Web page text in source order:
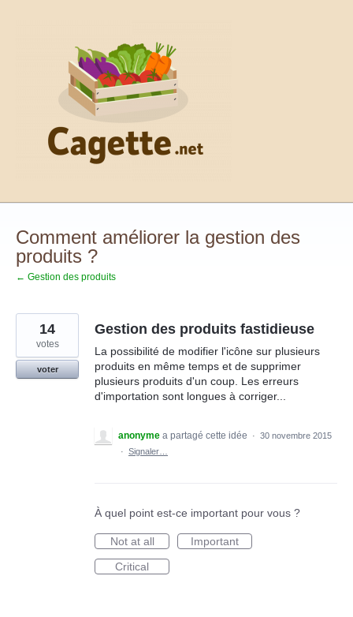
Comment améliorer la gestion des
produits ?
← Gestion des produits
Gestion des produits fastidieuse
La possibilité de modifier l'icône sur plusieurs
produits en même temps et de supprimer
plusieurs produits d'un coup. Les erreurs
d'importation sont longues à corriger...
14
votes
voter
anonyme a partagé cette idée · 30 novembre 2015
· Signaler…
À quel point est-ce important pour vous ?
Not at all
Important
Critical